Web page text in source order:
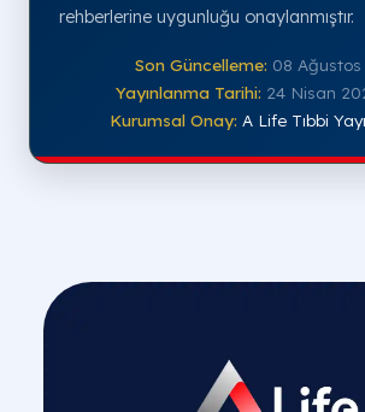
rehberlerine uygunluğu onaylanmıştır.
Son Güncelleme: 08 Ağustos
Yayınlanma Tarihi: 24 Nisan
Kurumsal Onay: A Life Tıbbi